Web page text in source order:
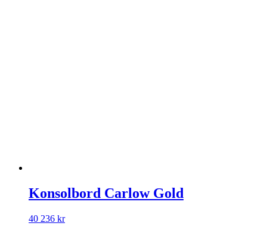
Konsolbord Carlow Gold
40 236 kr